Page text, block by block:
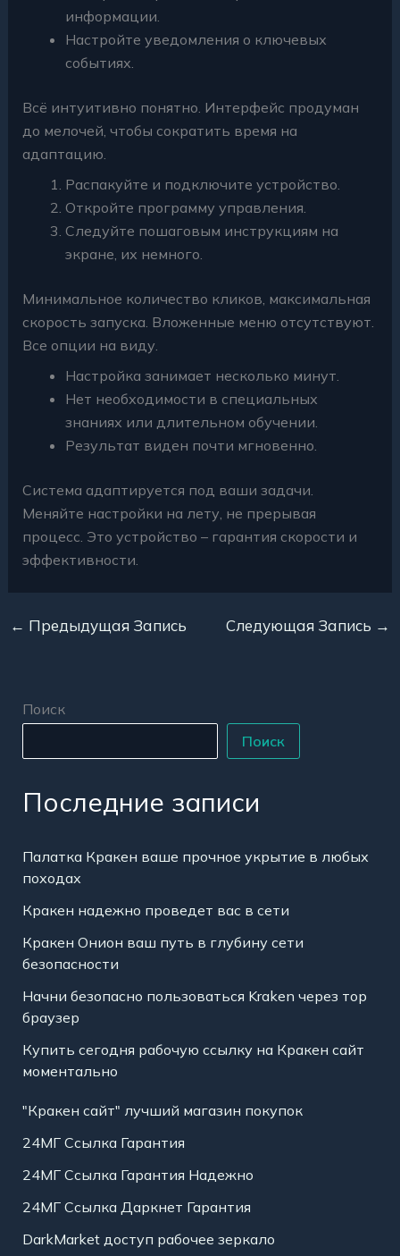
информации.
Настройте уведомления о ключевых
событиях.
Всё интуитивно понятно. Интерфейс продуман
до мелочей, чтобы сократить время на
адаптацию.
Распакуйте и подключите устройство.
Откройте программу управления.
Следуйте пошаговым инструкциям на
экране, их немного.
Минимальное количество кликов, максимальная
скорость запуска. Вложенные меню отсутствуют.
Все опции на виду.
Настройка занимает несколько минут.
Нет необходимости в специальных
знаниях или длительном обучении.
Результат виден почти мгновенно.
Система адаптируется под ваши задачи.
Меняйте настройки на лету, не прерывая
процесс. Это устройство – гарантия скорости и
эффективности.
← Предыдущая Запись Следующая Запись →
Поиск
Поиск
Последние записи
Палатка Кракен ваше прочное укрытие в любых
походах
Кракен надежно проведет вас в сети
Кракен Онион ваш путь в глубину сети
безопасности
Начни безопасно пользоваться Kraken через тор
браузер
Купить сегодня рабочую ссылку на Кракен сайт
моментально
"Кракен сайт" лучший магазин покупок
24МГ Ссылка Гарантия
24МГ Ссылка Гарантия Надежно
24МГ Ссылка Даркнет Гарантия
DarkMarket доступ рабочее зеркало